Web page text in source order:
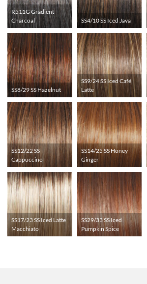
R511G Gradient
Charcoal
SS4/10 SS Iced Java
SS8/29 SS Hazelnut
SS9/24 SS Iced Café
Latte
SS12/22 SS
Cappuccino
SS14/25 SS Honey
Ginger
SS17/23 SS Iced Latte
Macchiato
SS29/33 SS Iced
Pumpkin Spice